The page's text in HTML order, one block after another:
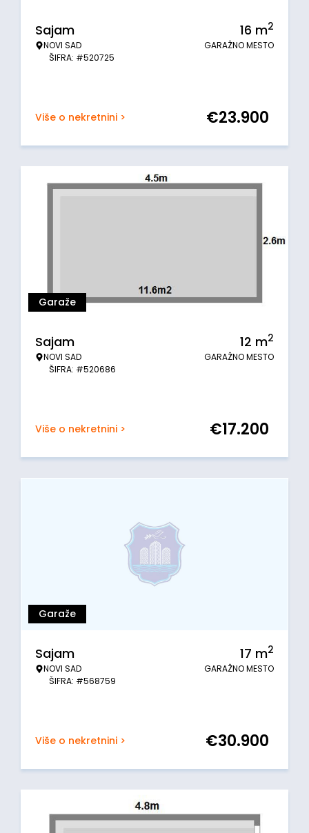
Sajam
NOVI SAD
ŠIFRA: #520725
16 m2
GARAŽNO MESTO
Više o nekretnini > €23.900
Garaže
Sajam
NOVI SAD
ŠIFRA: #520686
12 m2
GARAŽNO MESTO
Više o nekretnini > €17.200
Garaže
Sajam
NOVI SAD
ŠIFRA: #568759
17 m2
GARAŽNO MESTO
Više o nekretnini > €30.900